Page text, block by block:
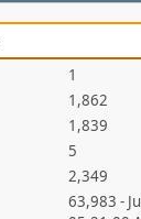
1
1,862
1,839
5
2,349
63,983 -